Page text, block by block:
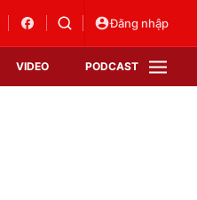
Đăng nhập
VIDEO PODCAST